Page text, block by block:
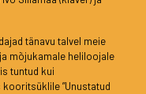
tänavu talvel meie
mõjukamale heliloojale
tuntud kui
”Unustatud